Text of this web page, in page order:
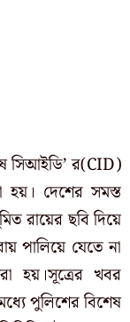
সিআইডি’ র(CID)
দেশের সমস্ত
রায়ের ছবি দিয়ে
পালিয়ে যেতে না
হয়।সূত্রের খবর
পুলিশের বিশেষ